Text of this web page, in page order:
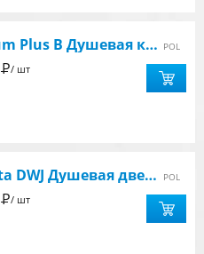
Premium Plus B Душевая кабина 900х900х1900 мм, стекло матовое, профиль хром POL
Р/ шт
Torrenta DWJ Душевая дверь 1200х1850, правая, стекло прозрачное 6мм, профиль хром POL
Р/ шт